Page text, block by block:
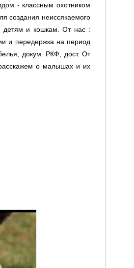
- классным охотником
создания неиссякаемого
детям и кошкам. От нас :
и передержка на период
докум. РКФ, дост. От
о малышах и их